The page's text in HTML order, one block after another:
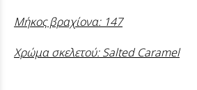
Μήκος βραχίονα: 147
Χρώμα σκελετού: Salted Caramel